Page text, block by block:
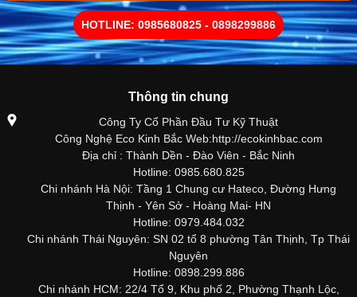
HOTLINE: 0985680825 - 0898299886
Thông tin chung
Công Ty Cổ Phần Đầu Tư Kỹ Thuật
Công Nghệ Eco Kinh Bắc Web:http://ecokinhbac.com
Địa chỉ : Thành Dền - Đào Viên - Bắc Ninh
Hotline: 0985.680.825
Chi nhánh Hà Nội: Tầng 1 Chung cư Hateco, Đường Hưng
Thịnh - Yên Sở - Hoàng Mai- HN
Hotline: 0979.484.032
Chi nhánh Thái Nguyên: SN 02 tổ 8 phường Tân Thịnh, Tp Thái
Nguyên
Hotline: 0898.299.886
Chi nhánh HCM: 22/4 Tổ 9, Khu phố 2, Phường Thạnh Lộc,